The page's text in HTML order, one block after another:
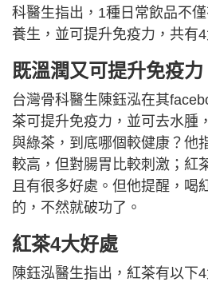
科醫生指出，1種日常飲品不
養生，並可提升免疫力，共有4
既溫潤又可提升免疫力
台灣骨科醫生陳鈺泓在其
茶可提升免疫力，並可去水腫
與綠茶，到底哪個較健康？他
較高，但對腸胃比較刺激；紅
且有很多好處。但他提醒，喝
的，不然就破功了。
紅茶4大好處
陳鈺泓醫生指出，紅茶有以下